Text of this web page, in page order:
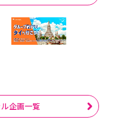
企画一覧